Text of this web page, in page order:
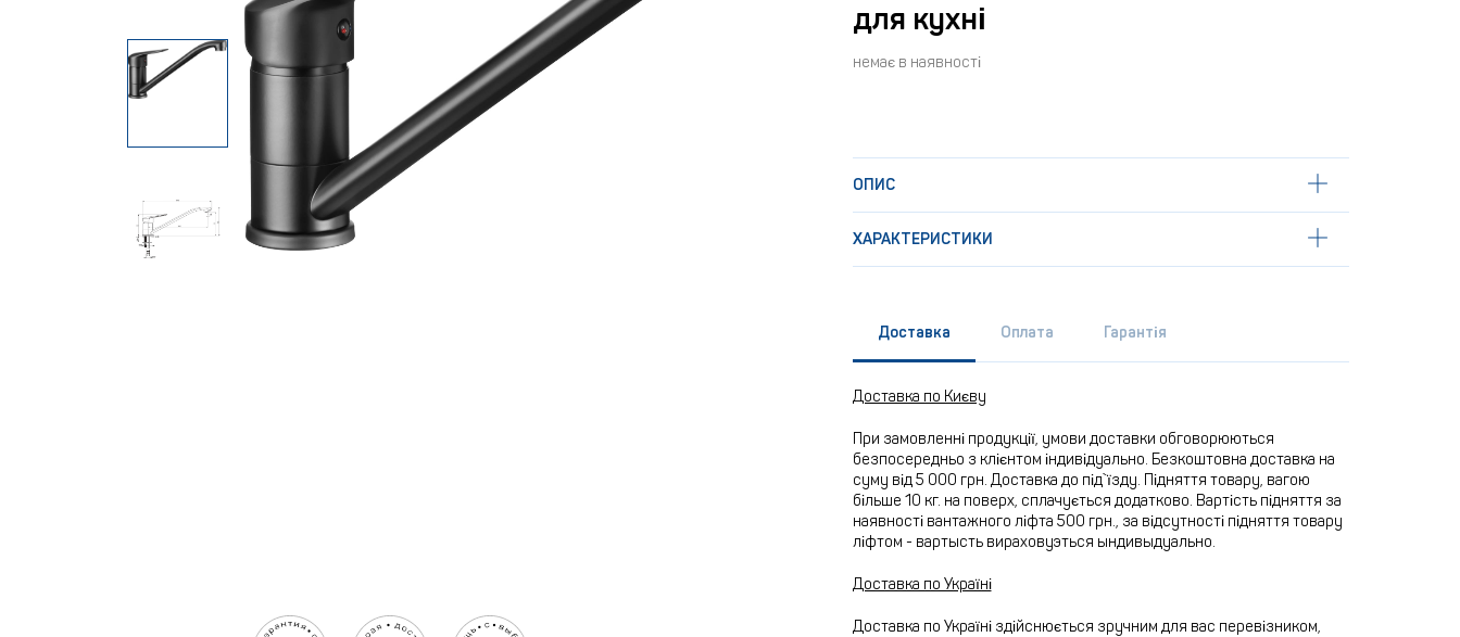
для кухні
немає в наявності
ОПИС
ХАРАКТЕРИСТИКИ
Доставка Оплата Гарантія
Доставка по Києву
При замовленні продукції, умови доставки обговорюються
безпосередньо з клієнтом індивідуально. Безкоштовна доставка на
суму від 5 000 грн. Доставка до під`їзду. Підняття товару, вагою
більше 10 кг. на поверх, сплачується додатково. Вартість підняття за
наявності вантажного ліфта 500 грн., за відсутності підняття товару
ліфтом - вартысть вираховуэться ындивыдуально.
Доставка по Україні
Доставка по Україні здійснюється зручним для вас перевізником,